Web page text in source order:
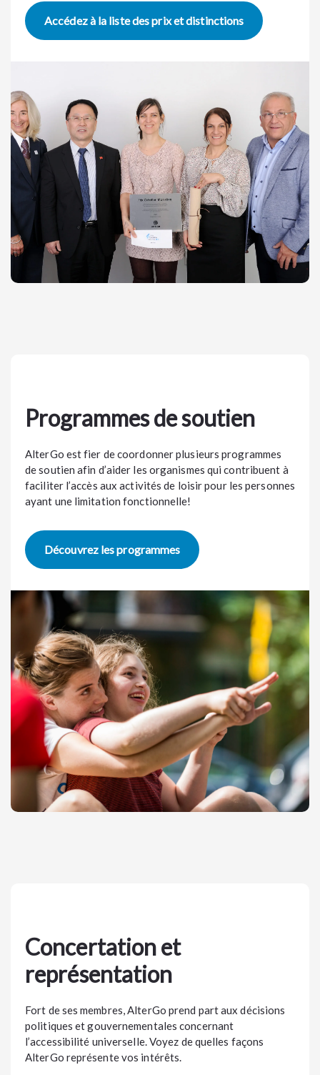
Accédez à la liste des prix et distinctions
Programmes de soutien
AlterGo est fier de coordonner plusieurs programmes
de soutien afin d’aider les organismes qui contribuent à
faciliter l’accès aux activités de loisir pour les personnes
ayant une limitation fonctionnelle!
Découvrez les programmes
Concertation et
représentation
Fort de ses membres, AlterGo prend part aux décisions
politiques et gouvernementales concernant
l’accessibilité universelle. Voyez de quelles façons
AlterGo représente vos intérêts.